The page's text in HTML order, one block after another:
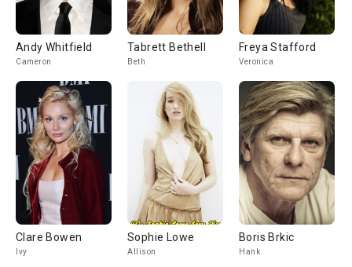
Andy Whitfield
Cameron
Tabrett Bethell
Beth
Freya Stafford
Veronica
Clare Bowen
Ivy
Sophie Lowe
Allison
Boris Brkic
Hank